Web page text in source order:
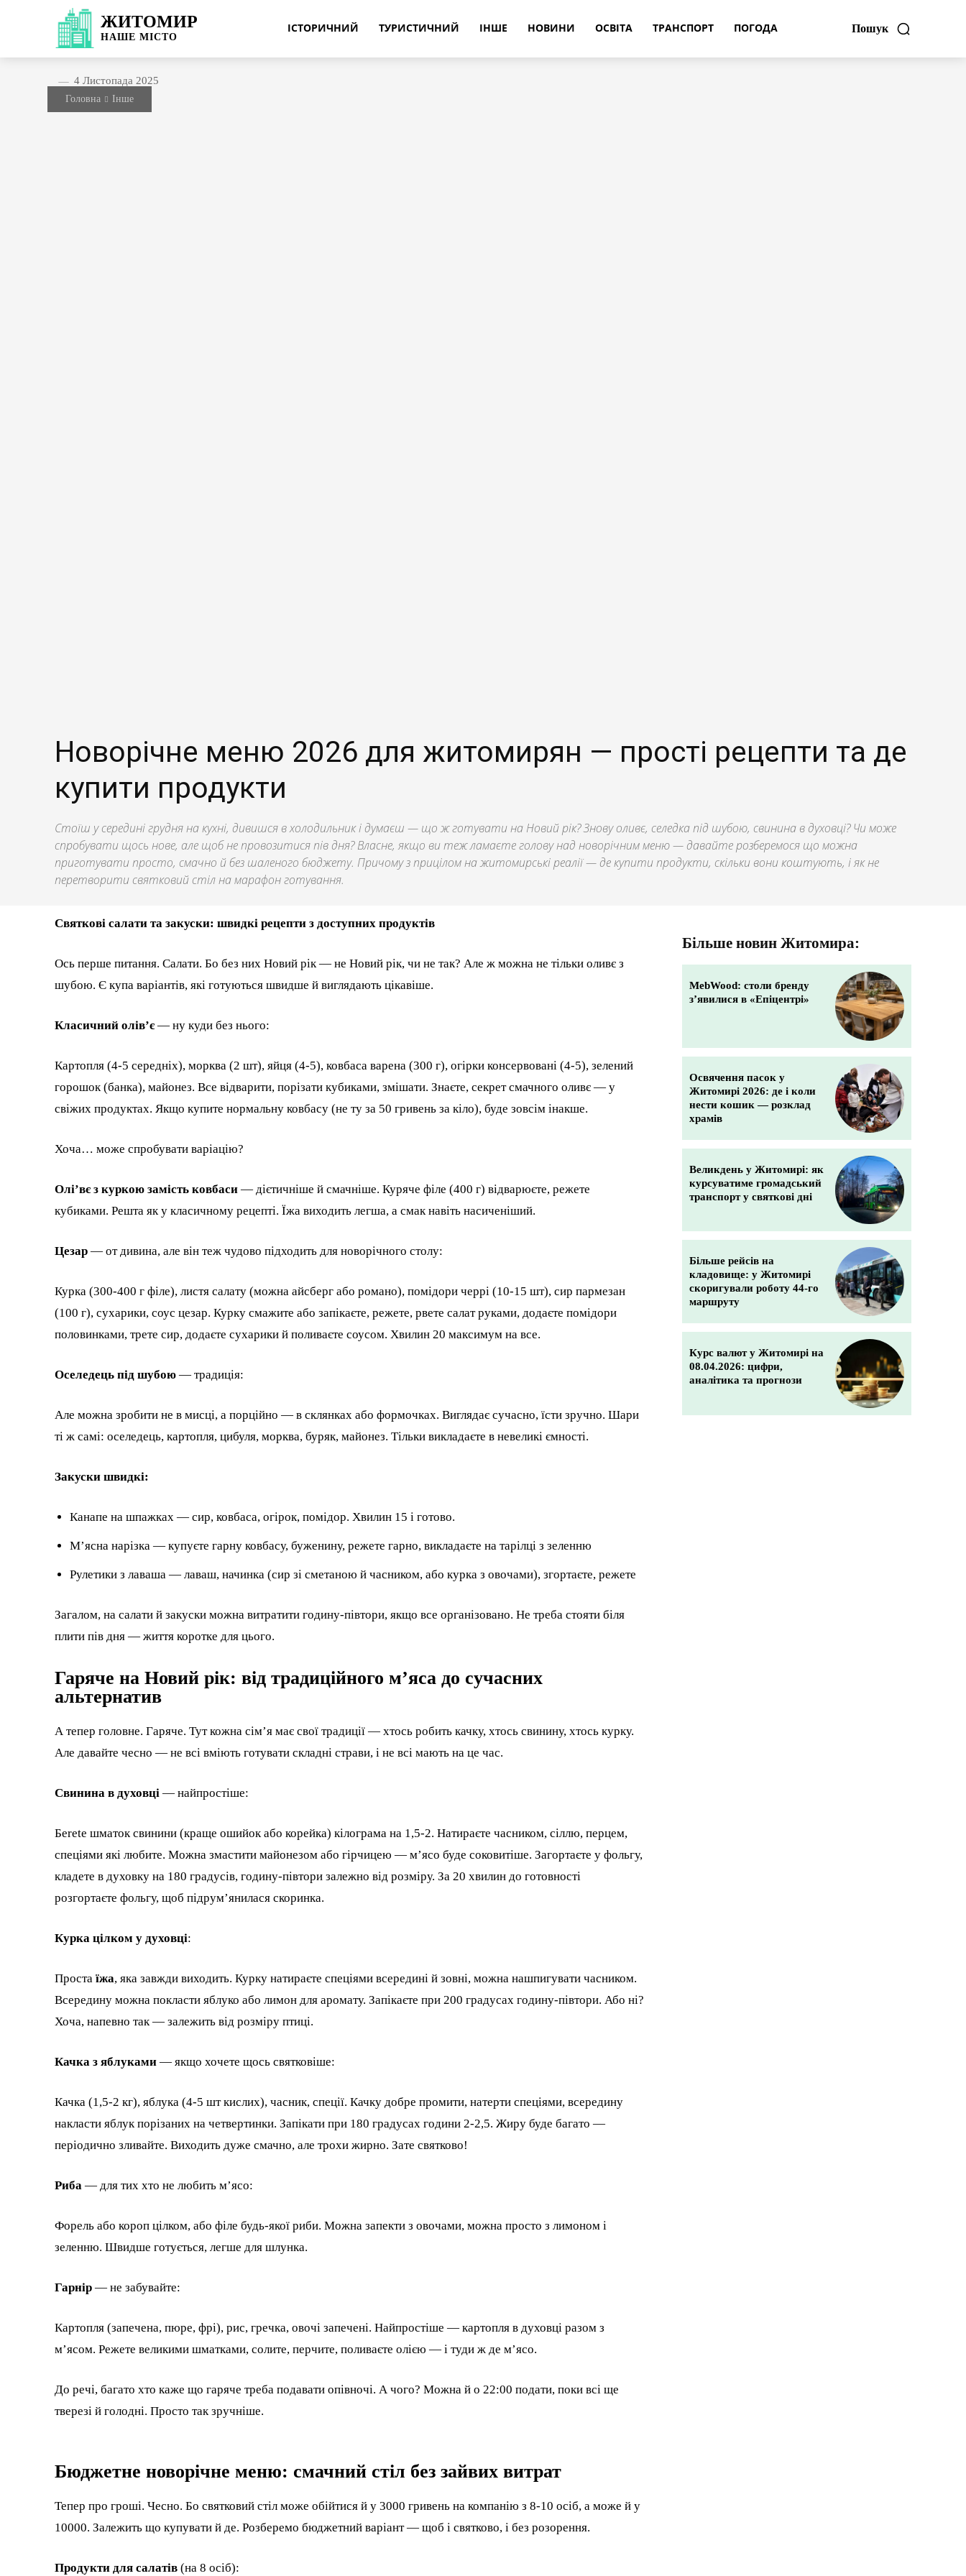
ЖИТОМИР
НАШЕ МІСТО
Пошук
ІСТОРИЧНИЙ ТУРИСТИЧНИЙ ІНШЕ НОВИНИ ОСВІТА ТРАНСПОРТ ПОГОДА
4 Листопада 2025
Головна Інше
Новорічне меню 2026 для житомирян — прості рецепти та де
купити продукти
Стоїш у середині грудня на кухні, дивишся в холодильник і думаєш — що ж готувати на Новий рік? Знову оливє, селедка під шубою, свинина в духовці? Чи може
спробувати щось нове, але щоб не провозитися пів дня? Власне, якщо ви теж ламаєте голову над новорічним меню — давайте розберемося що можна
приготувати просто, смачно й без шаленого бюджету. Причому з прицілом на житомирські реалії — де купити продукти, скільки вони коштують, і як не
перетворити святковий стіл на марафон готування.
Святкові салати та закуски: швидкі рецепти з доступних продуктів
Ось перше питання. Салати. Бо без них Новий рік — не Новий рік, чи не так? Але ж можна не тільки оливє з
шубою. Є купа варіантів, які готуються швидше й виглядають цікавіше.
Класичний олів’є — ну куди без нього:
Картопля (4-5 середніх), моркв​а (2 шт), яйця (4-5), ковбаса варена (300 г), огірки консервовані (4-5), зелений
горошок (банка), майонез. Все відварити, порізати кубиками, змішати. Знаєте, секрет смачного оливє — у
свіжих продуктах. Якщо купите нормальну ковбасу (не ту за 50 гривень за кіло), буде зовсім інакше.
Хоча… може спробувати варіацію?
Олі’вє з куркою замість ковбаси — дієтичніше й смачніше. Куряче філе (400 г) відварюєте, режете
кубиками. Решта як у класичному рецепті. Їжа виходить легша, а смак навіть насиченіший.
Цезар — от дивина, але він теж чудово підходить для новорічного столу:
Курка (300-400 г філе), листя салату (можна айсберг або романо), помідори черрі (10-15 шт), сир пармезан
(100 г), сухарики, соус цезар. Курку смажите або запікаєте, режете, рвете салат руками, додаєте помідори
половинками, тре​те сир, додаєте сухарики й поливаєте соусом. Хвилин 20 максимум на все.
Оселедець під шубою — традиція:
Але можна зробити не в мисці, а порційно — в склянках або формочках. Виглядає сучасно, їсти зручно. Шари
ті ж самі: оселедець, картопля, цибуля, морква, буряк, майонез. Тільки викладаєте в невеликі ємності.
Закуски швидкі:
Канапе на шпажках — сир, ковбаса, огірок, помідор. Хвилин 15 і готово.
М’ясна нарізка — купуєте гарну ковбасу, буженину, режете гарно, викладаєте на тарілці з зеленню
Рулетики з лаваша — лаваш, начинка (сир зі сметаною й часником, або курка з овочами), згортаєте, режете
Загалом, на салати й закуски можна витратити годину-півтори, якщо все організовано. Не треба стояти біля
плити пів дня — життя коротке для цього.
Гаряче на Новий рік: від традиційного м’яса до сучасних
альтернатив
А тепер головне. Гаряче. Тут кожна сім’я має свої традиції — хтось робить качку, хтось свинину, хтось курку.
Але давайте чесно — не всі вміють готувати складні страви, і не всі мають на це час.
Свинина в духовці — найпростіше:
Беrete шматок свинини (краще ошийок або корейка) кілограма на 1,5-2. Натираєте часником, сіллю, перцем,
спеціями які любите. Можна змастити майонезом або гірчицею — м’ясо буде соковитіше. Загортаєте у фольгу,
кладете в духовку на 180 градусів, годину-півтори залежно від розміру. За 20 хвилин до готовності
розгортаєте фольгу, щоб підрум’янилася скоринка.
Курка цілком у духовці:
Проста їжа, яка завжди виходить. Курку натираєте спеціями всередині й зовні, можна нашпигувати часником.
Всередину можна покласти яблуко або лимон для аромату. Запікаєте при 200 градусах годину-півтори. Або ні?
Хоча, напевно так — залежить від розміру птиці.
Качка з яблуками — якщо хочете щось святковіше:
Качка (1,5-2 кг), яблука (4-5 шт кислих), часник, спеції. Качку добре промити, натерти спеціями, всередину
накласти яблук порізаних на четвертинки. Запікати при 180 градусах години 2-2,5. Жиру буде багато —
періодично зливайте. Виходить дуже смачно, але трохи жирно. Зате святково!
Риба — для тих хто не любить м’ясо:
Форель або короп цілком, або філе будь-якої риби. Можна запекти з овочами, можна просто з лимоном і
зеленню. Швидше готується, легше для шлунка.
Гарнір — не забувайте:
Картопля (запечена, пюре, фрі), рис, гречка, овочі запечені. Найпростіше — картопля в духовці разом з
м’ясом. Режете великими шматками, солите, перчите, поливаєте олією — і туди ж де м’ясо.
До речі, багато хто каже що гаряче треба подавати опівночі. А чого? Можна й о 22:00 подати, поки всі ще
тверезі й голодні. Просто так зручніше.
Бюджетне новорічне меню: смачний стіл без зайвих витрат
Тепер про гроші. Чесно. Бо святковий стіл може обійтися й у 3000 гривень на компанію з 8-10 осіб, а може й у
10000. Залежить що купувати й де. Розберемо бюджетний варіант — щоб і святково, і без розорення.
Продукти для салатів (на 8 осіб):
Більше новин Житомира:
MebWood: столи бренду
з’явилися в «Епіцентрі»
Освячення пасок у
Житомирі 2026: де і коли
нести кошик — розклад
храмів
Великдень у Житомирі: як
курсуватиме громадський
транспорт у святкові дні
Більше рейсів на
кладовище: у Житомирі
скоригували роботу 44-го
маршруту
Курс валют у Житомирі на
08.04.2026: цифри,
аналітика та прогнози